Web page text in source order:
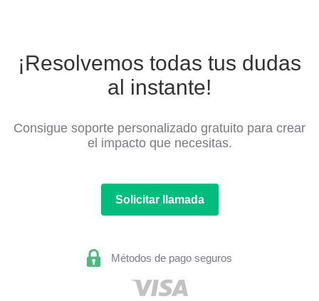
¡Resolvemos todas tus dudas
al instante!
Consigue soporte personalizado gratuito para crear
el impacto que necesitas.
Solicitar llamada
Métodos de pago seguros